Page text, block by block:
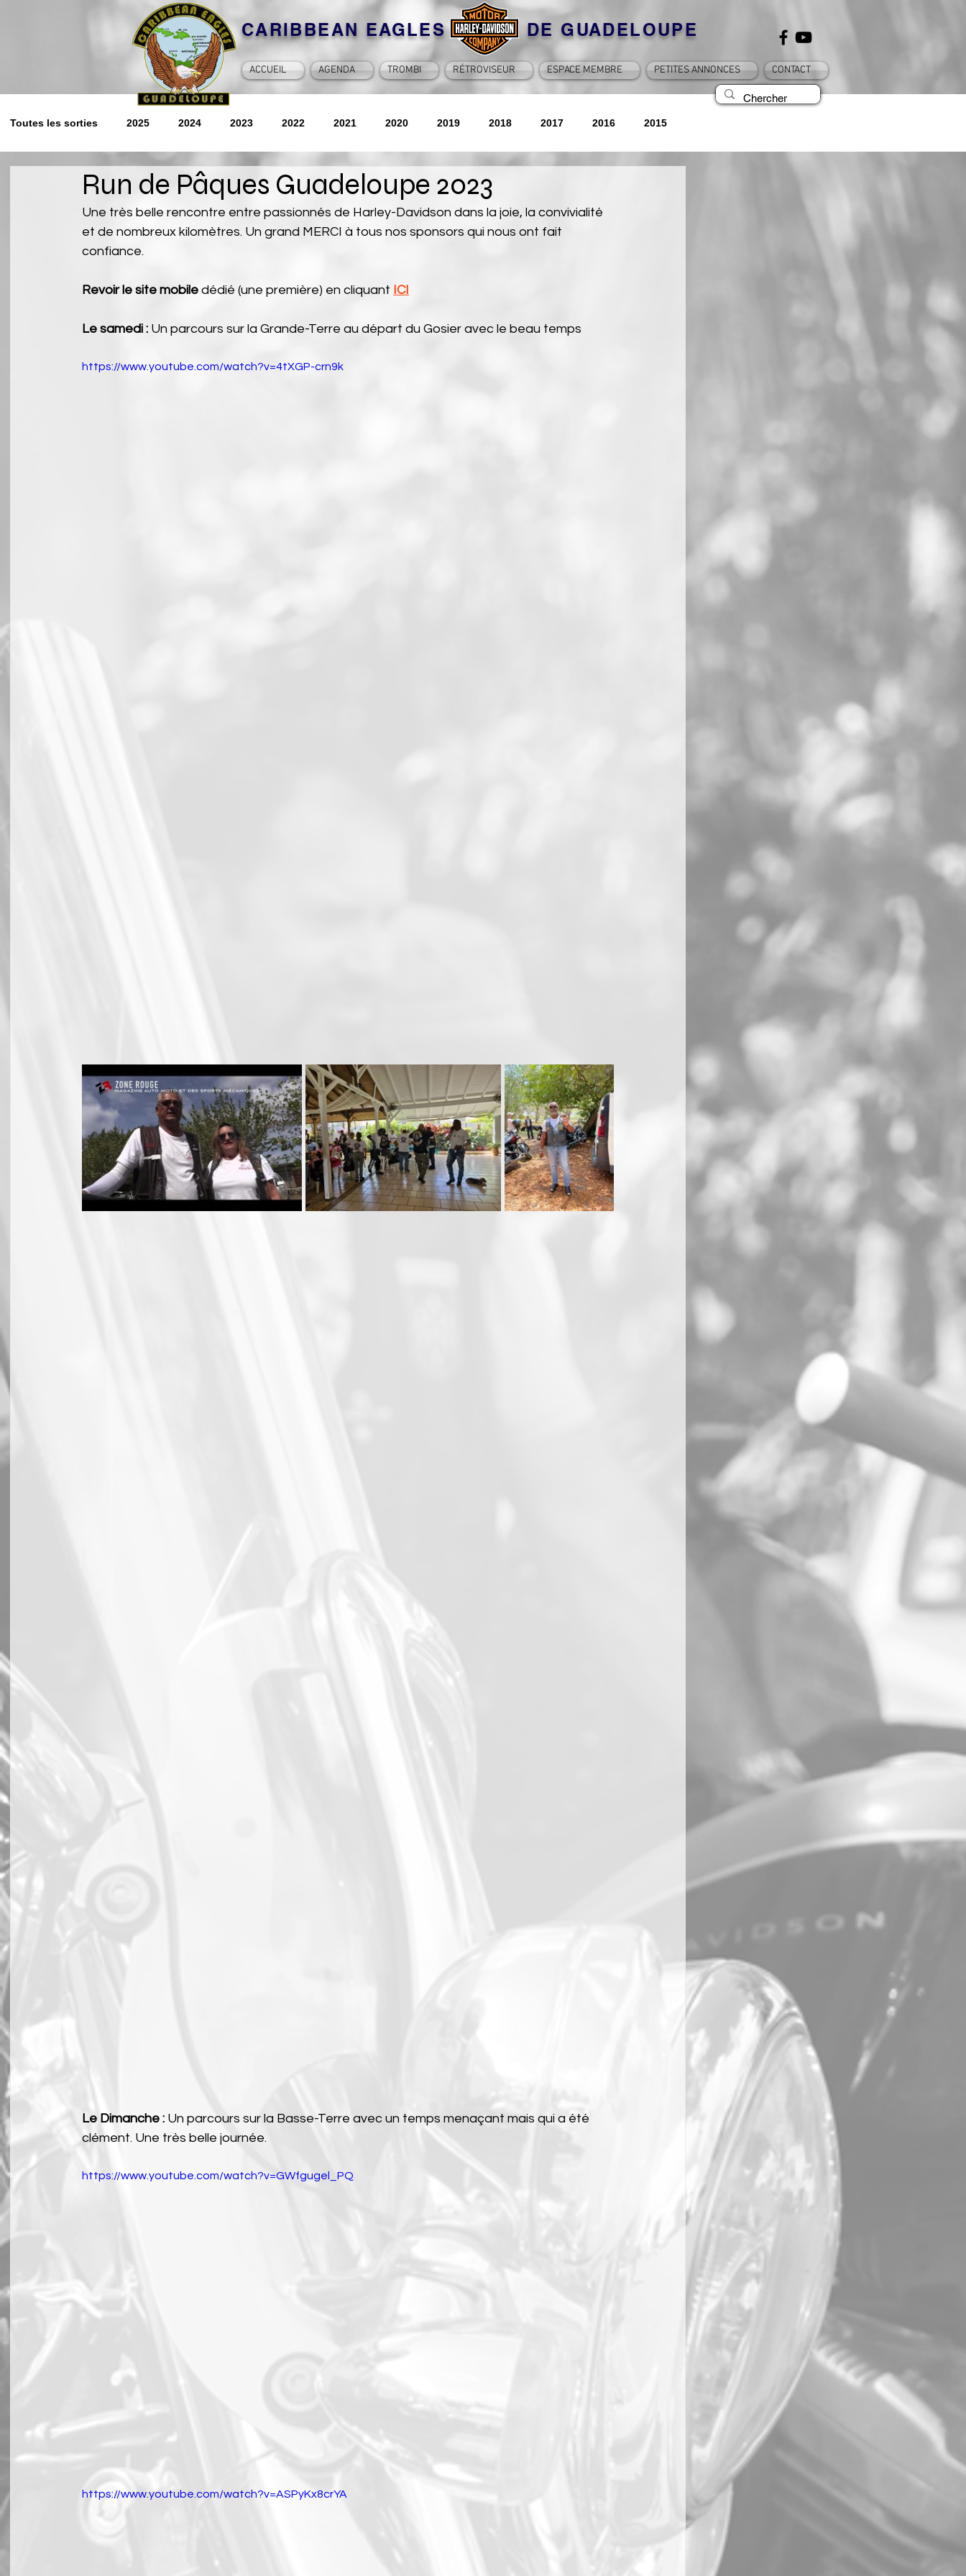
CARIBBEAN EAGLES DE GUADELOUPE
ACCUEIL AGENDA TROMBI RÉTROVISEUR ESPACE MEMBRE PETITES ANNONCES CONTACT
Toutes les sorties 2025 2024 2023 2022 2021 2020 2019 2018 2017 2016 2015
2013 2012 Souvenirs 2026 2026
Run de Pâques Guadeloupe 2023
Une très belle rencontre entre passionnés de Harley-Davidson dans la joie, la convivialité
et de nombreux kilomètres. Un grand MERCI à tous nos sponsors qui nous ont fait
confiance.
Revoir le site mobile dédié (une première) en cliquant ICI
Le samedi : Un parcours sur la Grande-Terre au départ du Gosier avec le beau temps
https://www.youtube.com/watch?v=4tXGP-crn9k
Le Dimanche : Un parcours sur la Basse-Terre avec un temps menaçant mais qui a été
clément. Une très belle journée.
https://www.youtube.com/watch?v=GWfgugel_PQ
https://www.youtube.com/watch?v=ASPyKx8crYA